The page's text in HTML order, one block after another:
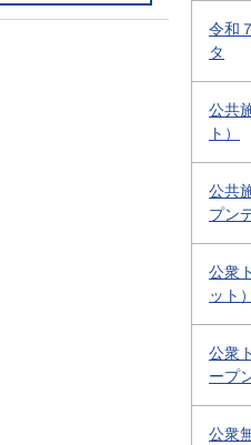
令和
タ
公共
ト）
公共
プン
公衆
ット）
公衆
ープ
公衆